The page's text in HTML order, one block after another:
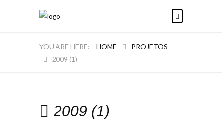
HOME
PROJETOS
2009 (1)
2009 (1)